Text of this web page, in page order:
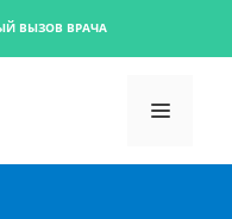
ВЫЗОВ ВРАЧА